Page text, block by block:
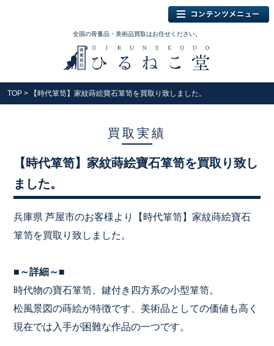
全国の骨董品・美術品買取はお任せください。
TOP > 【時代箪笥】家紋蒔絵寶石箪笥を買取り致しました。
買取実績
【時代箪笥】家紋蒔絵寶石箪笥を買取り致し
ました。
兵庫県 芦屋市のお客様より【時代箪笥】家紋蒔絵寶石
箪笥を買取り致しました。
■～詳細～■
時代物の寶石箪笥、鍵付き四方系の小型箪笥。
松風景図の蒔絵が特徴です、美術品としての価値も高く
現在では入手が困難な作品の一つです。